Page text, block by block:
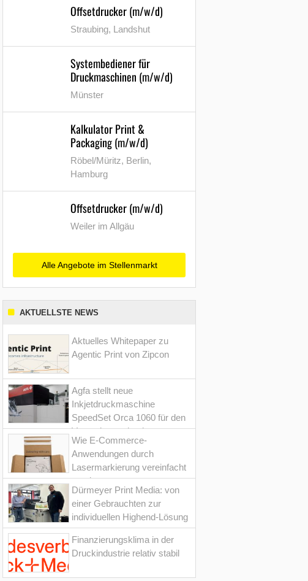
Offsetdrucker (m/w/d)
Straubing, Landshut
Systembediener für
Druckmaschinen (m/w/d)
Münster
Kalkulator Print &
Packaging (m/w/d)
Röbel/Müritz, Berlin,
Hamburg
Offsetdrucker (m/w/d)
Weiler im Allgäu
Alle Angebote im Stellenmarkt
AKTUELLSTE NEWS
Aktuelles Whitepaper zu
Agentic Print von Zipcon
Agfa stellt neue
Inkjetdruckmaschine
SpeedSet Orca 1060 für den
Verpackungsdruck vor
Wie E-Commerce-
Anwendungen durch
Lasermarkierung vereinfacht
werden
Dürmeyer Print Media: von
einer Gebrauchten zur
individuellen Highend-Lösung
Finanzierungsklima in der
Druckindustrie relativ stabil